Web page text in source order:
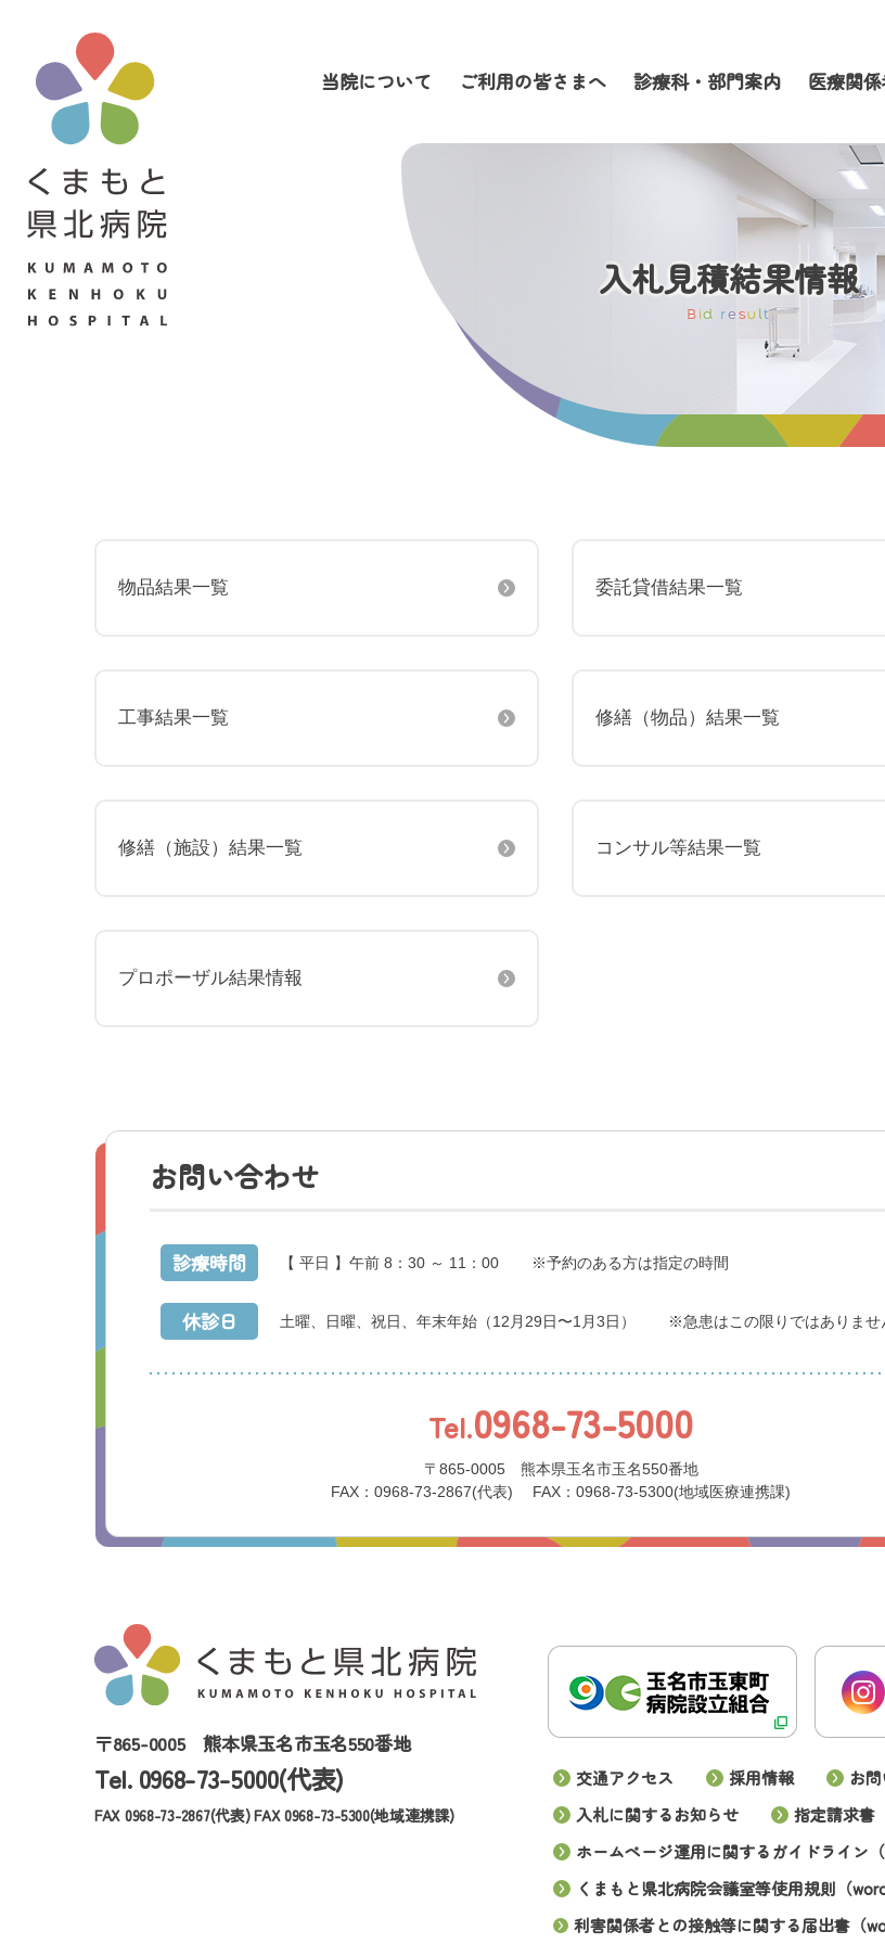
当院について ご利用の皆さまへ 診療科・部門案内 医療関
入札見積結果情報
Bid resu lt
物品結果一覧 委託貸借結果一覧
工事結果一覧 修繕（物品）結果一覧
修繕（施設）結果一覧 コンサル等結果一覧
プロポーザル結果情報
お問い合わせ
診療時間 【 平日 】午前 8：30 ～ 11：00 ※予約のある方は指定の時間
休診日 土曜、日曜、祝日、年末年始 （12月29日〜1月3日） ※急患はこの限りではありませ
Tel.0968-73-5000
〒865-0005 熊本県玉名市玉名550番地
FAX：0968-73-2867(代表)
FAX：0968-73-5300(地域医療連携課)
〒865-0005 熊本県玉名市玉名550番地
Tel. 0968-73-5000(代表)
FAX 0968-73-2867(代表)FAX 0968-73-5300(地域連携課)
交通アクセス 採用情報 お
入札に関するお知らせ
指定請求書
ホームページ運用に関するガイドライン（
くまもと県北病院会議室等使用規則（word
利害関係者との接触等に関する届出書（
当院について
ご利用の皆さまへ
Tel.0968-73-5000
利害関係者との接触等に関する届出書（word）